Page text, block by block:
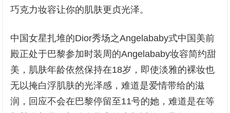
巧克力妆容让你的肌肤更贞光泽。
中国女星扎堆的Dior秀场之Angelababy式中国美前
殿正处于巴黎参加时装周的Angelababy妆容简约甜
美，肌肤年龄依然保持在18岁，即使淡雅的裸妆也
无以掩白浮肌肤的光泽感，难道是爱情带给的滋
润，回应不会在巴黎停留至11号的她，难道是在等